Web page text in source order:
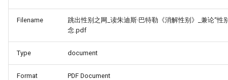
Filename
跳出性别之网_读朱迪斯·巴特勒《消解性别》_兼论“性
念.pdf
Type document
Format PDF Document